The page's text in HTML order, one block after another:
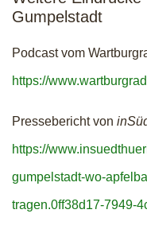
Gumpelstadt
Podcast vom
https://
Pressebericht von
https://
gumpelstadt-wo-
tragen.0ff38d17-7949-